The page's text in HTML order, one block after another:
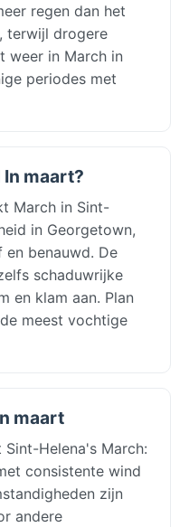
regen dan het
terwijl drogere
weer in March in
periodes met
maart?
March in Sint-
in Georgetown,
benauwd. De
schaduwrijke
en klam aan. Plan
meest vochtige
maart
Helena's March:
consistente wind
zijn
andere